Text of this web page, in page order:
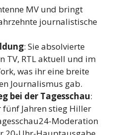
MV und bringt
journalistische
: Sie absolvierte
TV, RTL aktuell und im
was ihr eine breite
Journalismus gab.
bei der Tagesschau:
Jahren stieg Hiller
Moderation